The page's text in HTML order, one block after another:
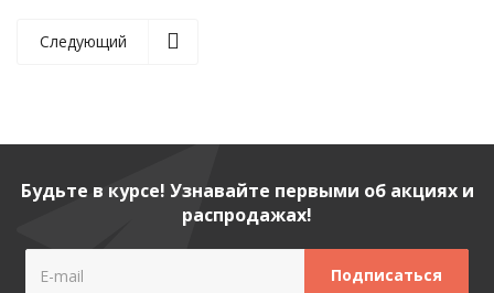
Следующий
Будьте в курсе! Узнавайте первыми об акциях и
распродажах!